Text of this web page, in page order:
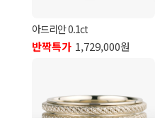
아드리안 0.1ct
반짝특가 1,729,000원